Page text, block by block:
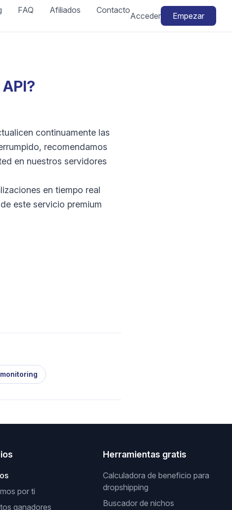
FAQ Afiliados Contacto
Acceder Empezar
continuamente las
recomendamos
en nuestros servidores
en tiempo real
este servicio premium
por ti
ganadores
Herramientas gratis
Calculadora de beneficio para
dropshipping
Buscador de nichos